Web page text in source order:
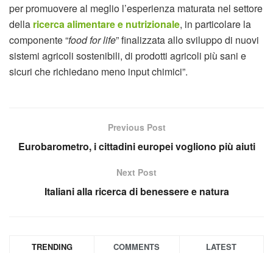
per promuovere al meglio l’esperienza maturata nel settore
della ricerca alimentare e nutrizionale, in particolare la
componente “food for life” finalizzata allo sviluppo di nuovi
sistemi agricoli sostenibili, di prodotti agricoli più sani e
sicuri che richiedano meno input chimici”.
Previous Post
Eurobarometro, i cittadini europei vogliono più aiuti
Next Post
Italiani alla ricerca di benessere e natura
TRENDING COMMENTS LATEST